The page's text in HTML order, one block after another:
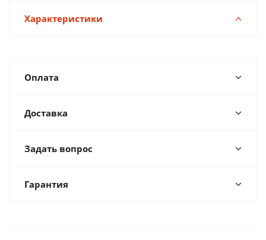
Характеристики
Оплата
Доставка
Задать вопрос
Гарантия